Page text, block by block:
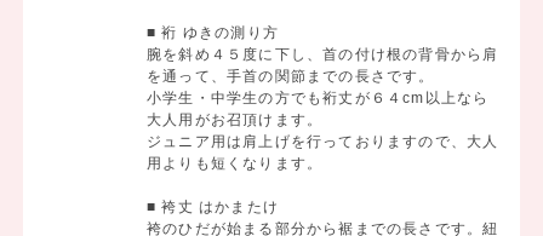
■ 裄 ゆきの測り方
腕を斜め４５度に下し、首の付け根の背骨から肩
を通って、手首の関節までの長さです。
小学生・中学生の方でも裄丈が６４cm以上なら
大人用がお召頂けます。
ジュニア用は肩上げを行っておりますので、大人
用よりも短くなります。
■ 袴丈 はかまたけ
袴のひだが始まる部分から裾までの長さです。紐